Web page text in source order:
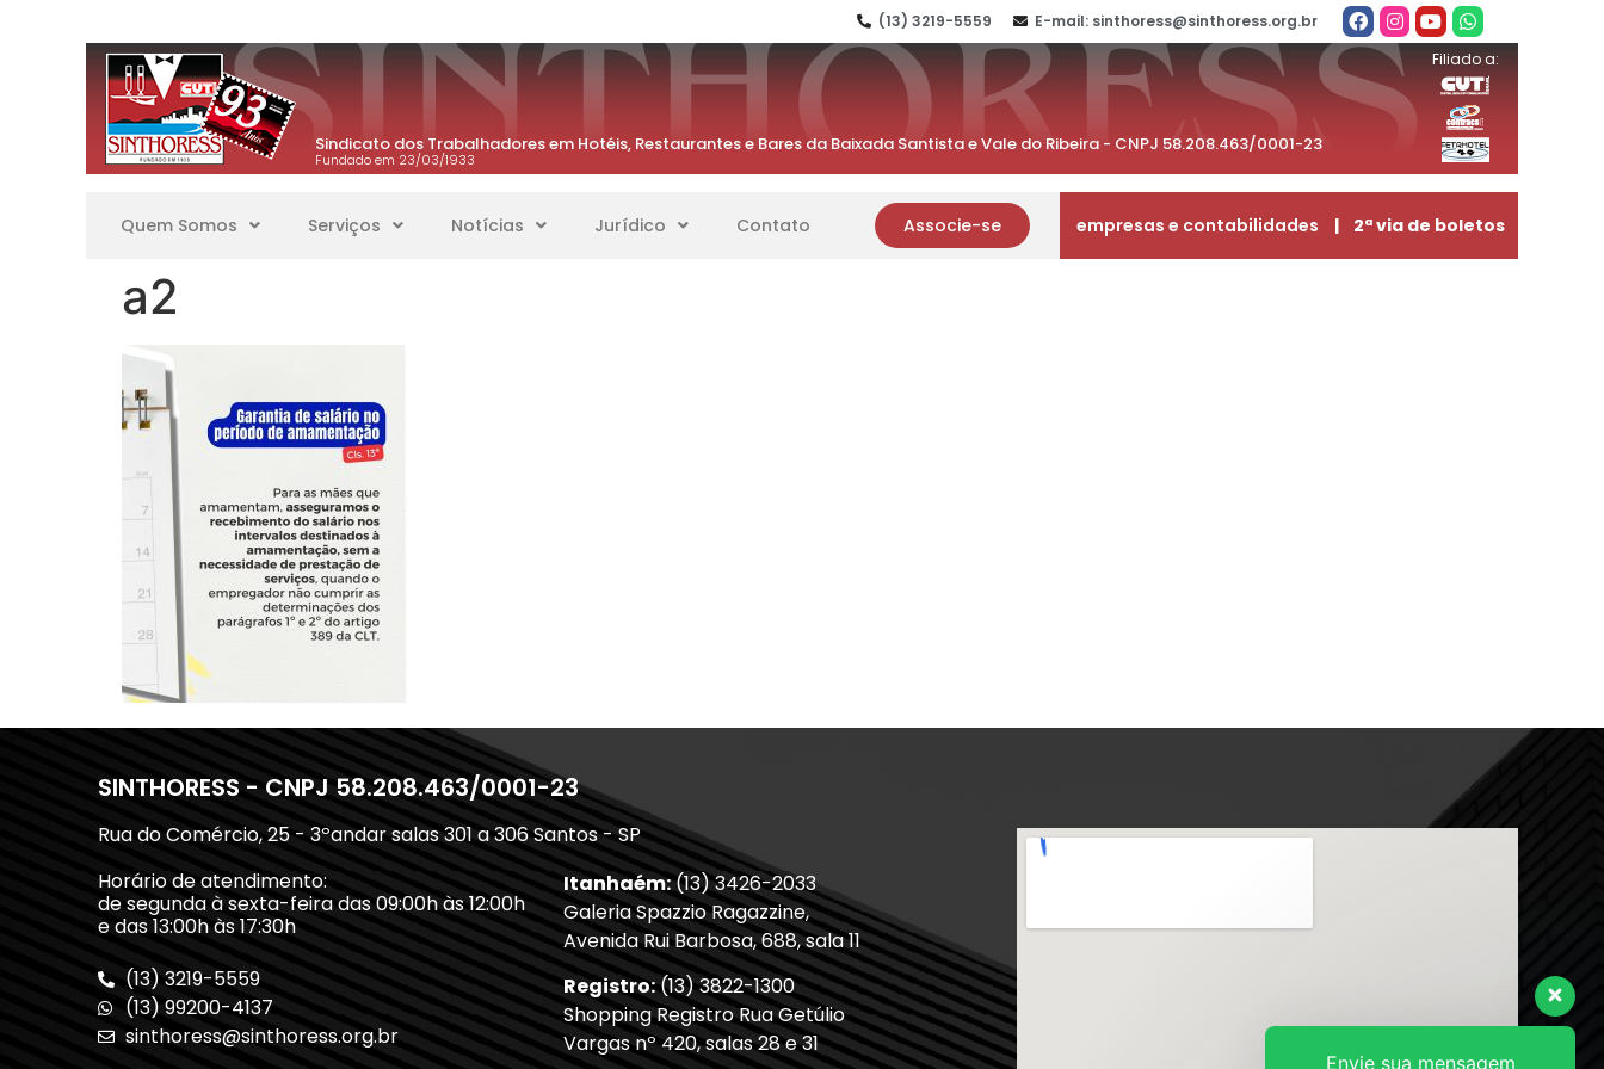
(13) 3219-5559 E-mail: sinthoress@sinthoress.org.br
Sindicato dos Trabalhadores em Hotéis, Restaurantes e Bares da Baixada Santista e Vale do Ribeira - CNPJ 58.208.463/0001-23
Fundado em 23/03/1933
Filiado a:
Quem Somos Serviços Notícias Jurídico Contato Associe-se empresas e contabilidades | 2ª via de boletos
a2
SINTHORESS - CNPJ 58.208.463/0001-23
Rua do Comércio, 25 - 3ºandar salas 301 a 306 Santos - SP
Horário de atendimento:
de segunda à sexta-feira das 09:00h às 12:00h
e das 13:00h às 17:30h
(13) 3219-5559
(13) 99200-4137
sinthoress@sinthoress.org.br
Itanhaém:(13) 3426-2033
Galeria Spazzio Ragazzine,
Avenida Rui Barbosa, 688, sala 11
Registro:(13) 3822-1300
Shopping Registro Rua Getúlio
Vargas nº 420, salas 28 e 31
Envie sua mensagem